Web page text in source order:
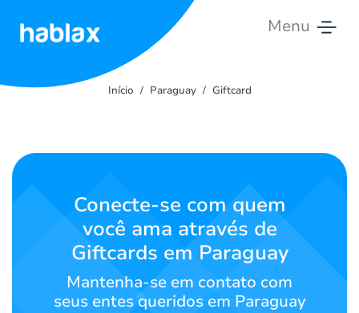
Menu
Contate-
Português
Início Paraguay Giftcard
Conecte-se com quem
você ama através de
Giftcards em Paraguay
Mantenha-se em contato com
seus entes queridos em Paraguay